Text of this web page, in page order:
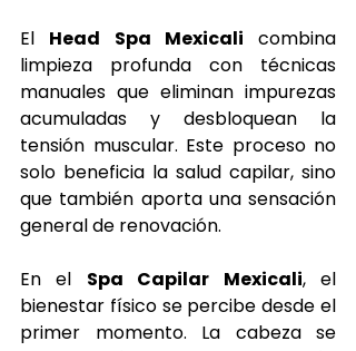
El Head Spa Mexicali combina
limpieza profunda con técnicas
manuales que eliminan impurezas
acumuladas y desbloquean la
tensión muscular. Este proceso no
solo beneficia la salud capilar, sino
que también aporta una sensación
general de renovación.
En el Spa Capilar Mexicali, el
bienestar físico se percibe desde el
primer momento. La cabeza se